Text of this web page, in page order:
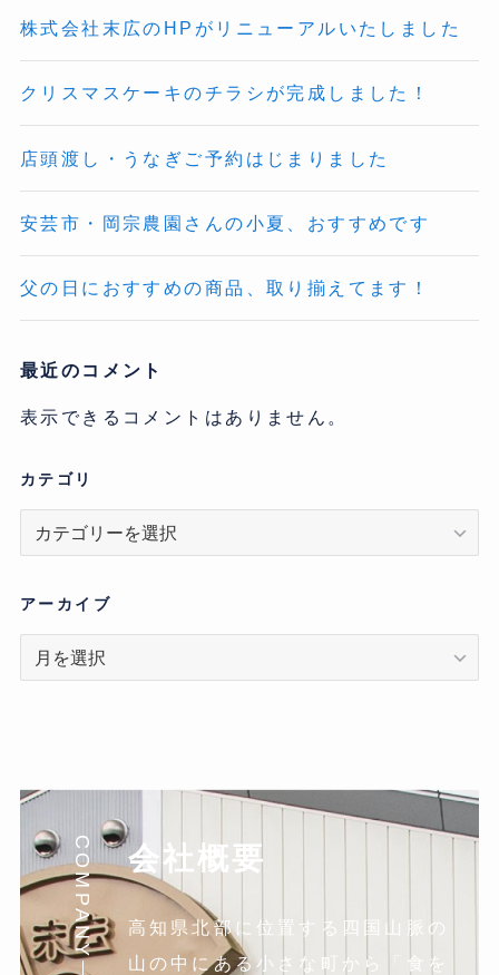
株式会社末広のHPがリニューアルいたしました
クリスマスケーキのチラシが完成しました！
店頭渡し・うなぎご予約はじまりました
安芸市・岡宗農園さんの小夏、おすすめです
父の日におすすめの商品、取り揃えてます！
最近のコメント
表示できるコメントはありません。
カテゴリ
リ
アーカイブ
ア
COMPANY 会社概要
高知県北部に位置する四国山脈の
山の中にある小さな町から「食を